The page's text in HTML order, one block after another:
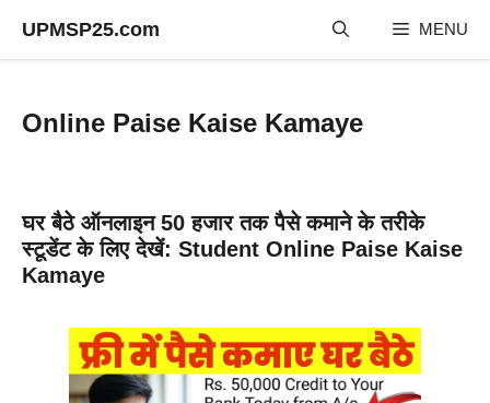
UPMSP25.com MENU
Online Paise Kaise Kamaye
घर बैठे ऑनलाइन 50 हजार तक पैसे कमाने के तरीके
स्टूडेंट के लिए देखें: Student Online Paise Kaise
Kamaye